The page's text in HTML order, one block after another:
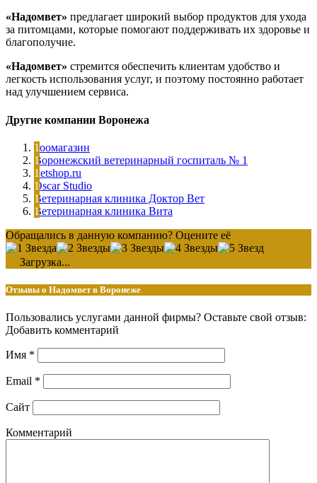
«Надомвет» предлагает широкий выбор продуктов для ухода
за питомцами, которые помогают поддерживать их здоровье и
благополучие.
«Надомвет» стремится обеспечить клиентам удобство и
легкость использования услуг, и поэтому постоянно работает
над улучшением сервиса.
Другие компании Воронежа
Зоомагазин
Воронежский ветеринарный госпиталь № 1
Petshop.ru
Oscar Studio
Ветеринарная клиника Доктор Вет
Ветеринарная клиника Вита
Обращались в данную компанию? Оцените её
Загрузка...
Отзывы о Надомвет в Воронеже
Пользовались услугами данной фирмы? Оставьте свой отзыв:
Добавить комментарий
Имя *
Email *
Сайт
Комментарий